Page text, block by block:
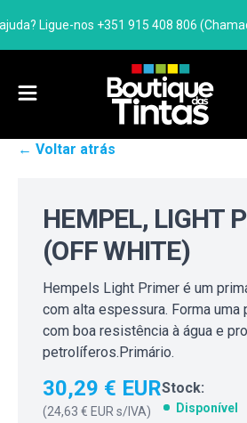
Ligue-nos +351 915 408 806
← Voltar atrás
HEMPEL, LIGHT
(OFF WHITE)
Hempels Light Primer é um
com alta espessura. Forma uma
com boa resistência à água e
petrolíferos.Primário.
30,29 € EUR
(24,63 € EUR s/IVA)
Stock:
Disponível